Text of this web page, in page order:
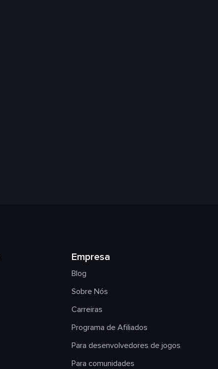
Empresa
Blog
Sobre Nós
Carreiras
Programa de Afiliados
Para desenvolvedores de jogos
Para comunidades